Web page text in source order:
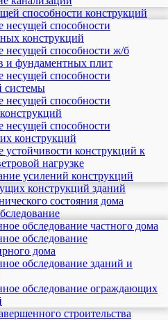
способности конструкций
несущей способности
конструкций
несущей способности ж/б
и фундаментных плит
несущей способности
системы
несущей способности
несущей способности
конструкций
устойчивости конструкций к
нагрузке
усилений конструкций
конструкций зданий
состояния дома
обследование частного дома
обследование
дома
обследование зданий и
обследование ограждающих
строительства